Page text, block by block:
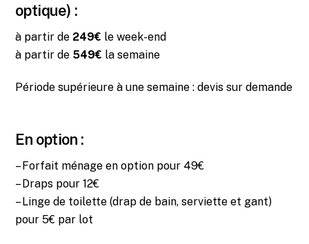
optique) :
à partir de 249€ le week-end
à partir de 549€ la semaine
Période supérieure à une semaine : devis sur demande
En option :
– Forfait ménage en option pour 49€
– Draps pour 12€
– Linge de toilette (drap de bain, serviette et gant)
pour 5€ par lot